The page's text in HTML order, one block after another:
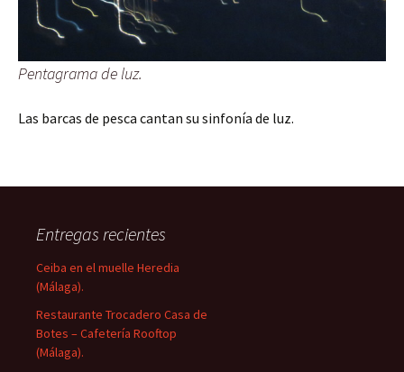
Pentagrama de luz.
Las barcas de pesca cantan su sinfonía de luz.
Entregas recientes
Ceiba en el muelle Heredia
(Málaga).
Restaurante Trocadero Casa de
Botes – Cafetería Rooftop
(Málaga).